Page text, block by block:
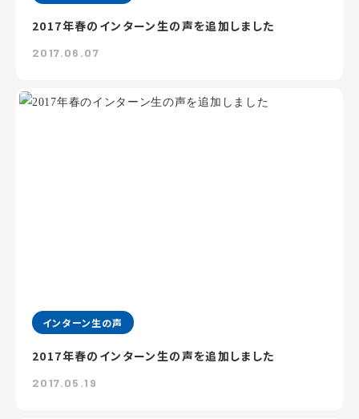
2017年春のインターン生の声を追加しました
2017.06.07
インターン生の声
2017年春のインターン生の声を追加しました
2017.05.19